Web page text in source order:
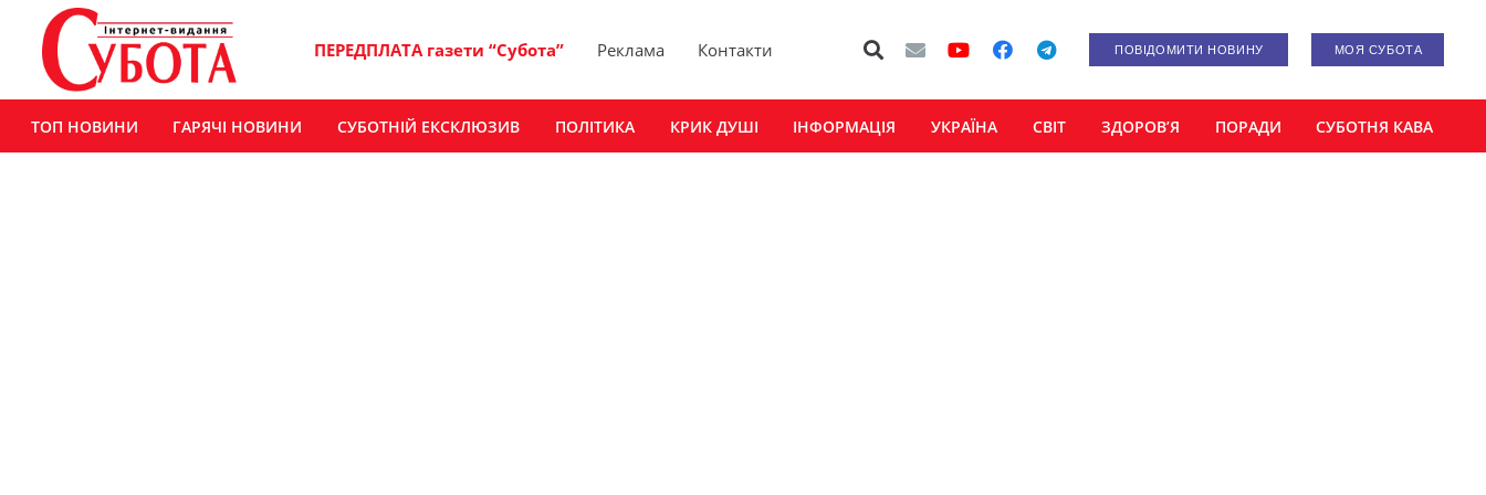
ПЕРЕДПЛАТА газети “Субота” Реклама Контакти ПОВІДОМИТИ НОВИНУ МОЯ СУБОТА
ТОП НОВИНИ ГАРЯЧІ НОВИНИ СУБОТНІЙ ЕКСКЛЮЗИВ ПОЛІТИКА КРИК ДУШІ ІНФОРМАЦІЯ УКРАЇНА СВІТ ЗДОРОВ’Я ПОРАДИ СУБОТНЯ КАВА